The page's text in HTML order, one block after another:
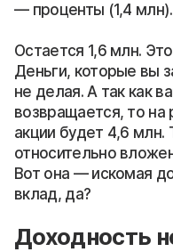
проценты (1,4 млн).
Остается 1,6 млн.
Деньги, которые вы
не делая. А так как
возвращается, то на
акции будет 4,6 млн.
относительно
Вот она — искомая
вклад, да?
Доходность